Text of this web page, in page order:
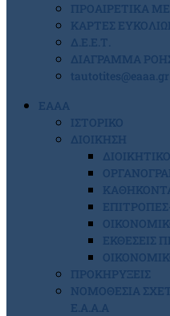
ΠΡΟΑΙΡΕΤΙΚΑ
ΚΑΡΤΕΣ
Δ.Ε.Ε.Τ.
ΔΙΑΓΡΑΜΜΑ
tautotites@eaaa.gr
ΕΑΑΑ
ΙΣΤΟΡΙΚΟ
ΔΙΟΙΚΗΣΗ
ΕΚΘΕΣΕΙΣ
ΠΡΟΚΗΡΥΞΕΙΣ
ΝΟΜΟΘΕΣΙΑ
Ε.Α.Α.Α